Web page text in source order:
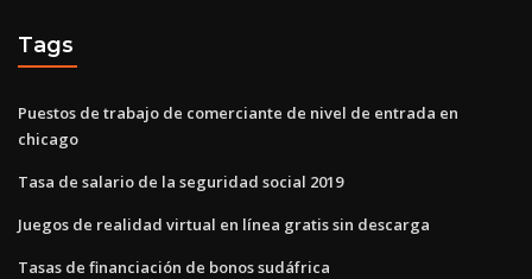
Tags
Puestos de trabajo de comerciante de nivel de entrada en
chicago
Tasa de salario de la seguridad social 2019
Juegos de realidad virtual en línea gratis sin descarga
Tasas de financiación de bonos sudáfrica